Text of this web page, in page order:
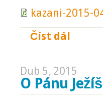
kazani-2015-
Číst dál
Dub 5, 2015
O Pánu